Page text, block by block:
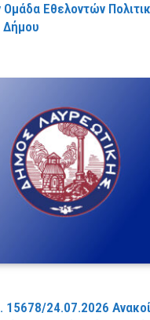
Εθελοντών
Δήμου
15678/24.07.2026